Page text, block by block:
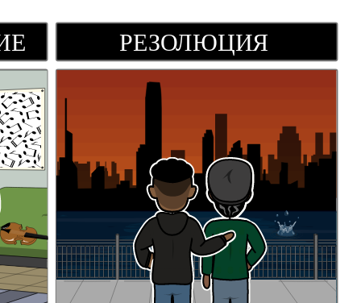
РЕЗОЛЮЦИЯ